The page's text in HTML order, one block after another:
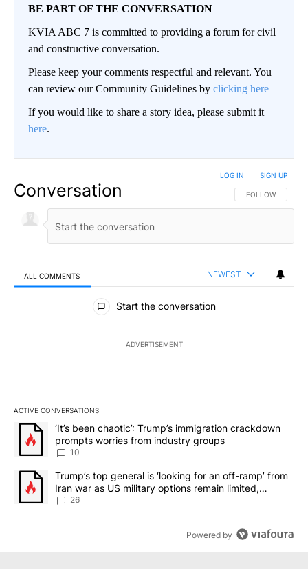
BE PART OF THE CONVERSATION
KVIA ABC 7 is committed to providing a forum for civil
and constructive conversation.
Please keep your comments respectful and relevant. You
can review our Community Guidelines by clicking here
If you would like to share a story idea, please submit it
here.
Conversation FOLLOW THIS
FOLLOW
LOG IN SIGN UP
ALL COMMENTS NEWEST
All Comments
Start the conversation
ADVERTISEMENT
ACTIVE CONVERSATIONS
The following is a list of the most commented articles in the last
A trending article titled "‘It’s been chaotic’: Trump’s
‘It’s been chaotic’: Trump’s immigration crackdown
prompts worries from industry groups
10
A trending article titled "Trump’s top general is ‘looking for an
Trump’s top general is ‘looking for an off-ramp’ from
Iran war as US military options remain limited,
sources say
26
Powered by